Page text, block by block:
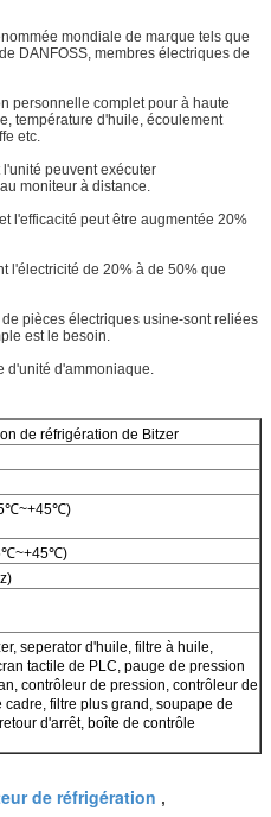
mondiale de marque tels que
DANFOSS, membres électriques de
personnelle complet pour à haute
température d'huile, écoulement
etc.
peuvent exécuter
moniteur à distance.
l'efficacité peut être augmentée 20%
l'électricité de 20% à de 50% que
pièces électriques usine-sont reliées
est le besoin.
d'unité d'ammoniaque.
de réfrigération de Bitzer
seperator d'huile, filtre à huile,
tactile de PLC, pauge de pression
contrôleur de pression, contrôleur de
cadre, filtre plus grand, soupape de
d'arrêt, boîte de contrôle
de réfrigération ,